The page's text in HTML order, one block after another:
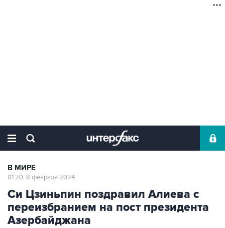
В МИРЕ
01:20, 8 февраля 2024
Си Цзиньпин поздравил Алиева с
переизбранием на пост президента
Азербайджана